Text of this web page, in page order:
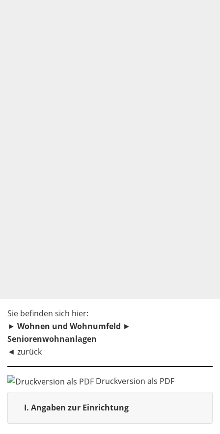
Sie befinden sich hier:
► Wohnen und Wohnumfeld ►
Seniorenwohnanlagen
◄ zurück
Druckversion als PDF
I. Angaben zur Einrichtung